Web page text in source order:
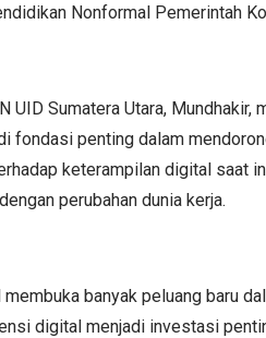
Nonformal Pemerintah
UID Sumatera Utara,
fondasi penting dalam
keterampilan digital saat
perubahan dunia kerja.
banyak peluang baru
digital menjadi investasi